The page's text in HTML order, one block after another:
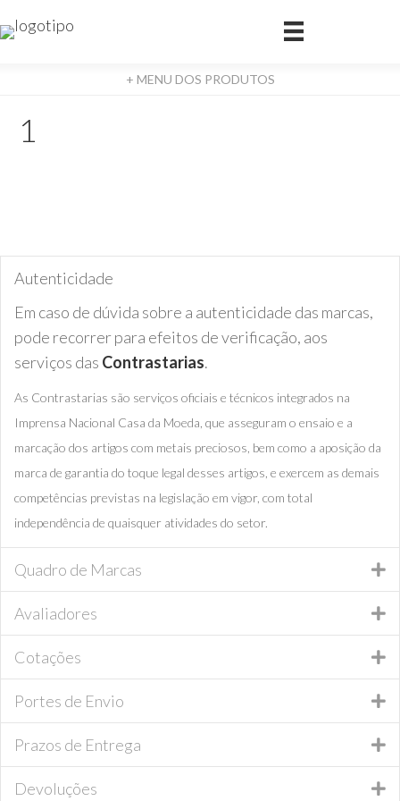
+ MENU DOS PRODUTOS
1
Autenticidade
Em caso de dúvida sobre a autenticidade das marcas,
pode recorrer para efeitos de verificação, aos
serviços das Contrastarias.
As Contrastarias são serviços oficiais e técnicos integrados na
Imprensa Nacional Casa da Moeda, que asseguram o ensaio e a
marcação dos artigos com metais preciosos, bem como a aposição da
marca de garantia do toque legal desses artigos, e exercem as demais
competências previstas na legislação em vigor, com total
independência de quaisquer atividades do setor.
Quadro de Marcas
Avaliadores
Cotações
Portes de Envio
Prazos de Entrega
Devoluções